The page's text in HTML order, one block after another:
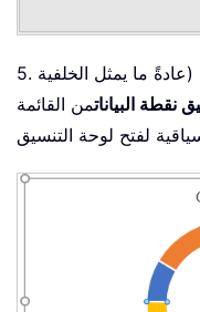
5. انقر بزر الماوس الأيمن على أكبر جزء (عادةً ما يمثل الخلفية
نقطة البياناتمن القائمة